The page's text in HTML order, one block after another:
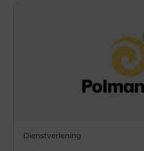
Dienstverlening